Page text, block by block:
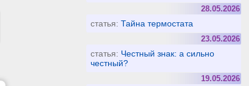
28.05.2026
статья:Тайна термостата
23.05.2026
статья: Честный знак: а сильно
честный?
19.05.2026